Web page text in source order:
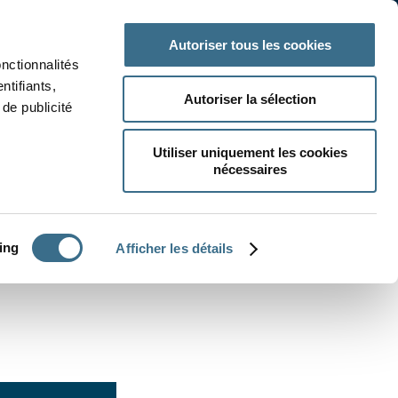
publicité
Afficher les détails
Autoriser tous les cookies
Autoriser la sélection
Utiliser uniquement les cookies
nécessaires